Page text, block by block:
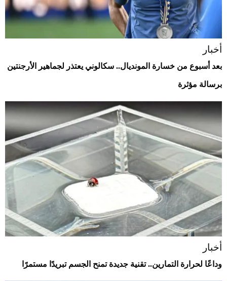
أخبار
بعد أسبوع من خسارة المونديال.. سكالوني يعتذر لجماهير الأرجنتين
برسالة مؤثرة
أخبار
وداعًا لحرارة التمارين.. تقنية جديدة تمنح الجسم تبريدًا مستمرًا